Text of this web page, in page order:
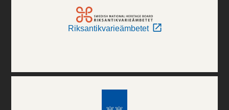
Riksantikvarieämbetet